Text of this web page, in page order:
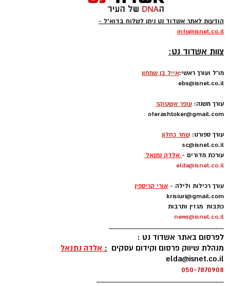
הודעות לאתר אשדוד נט ניתן לשלוח בדוא"ל -
info@isnet.co.il
צוות אשדוד נט:
מו"ל ועורך ראשי:אייל בן שמחון
ebs@isnet.co.il
עורך משנה: עופר אשטוקר
oferashtoker@gmail.com
עורך ספורט: שחר כחלון
sc@isnet.co.il
עורכת מדורים - אלדה נתנאל
elda@isnet.co.il
עורך רכילות ולילה - אורי קריספין
krisiuri@gmail.com
כתבות מגזין ותרבות
news@isnet.co.il
____________________________
לפרסום באתר אשדוד נט :
מנהלת שיווק פרסום וקידום עסקים : אלדה נתנאל
elda@isnet.co.il
050-7870908
_______________________________